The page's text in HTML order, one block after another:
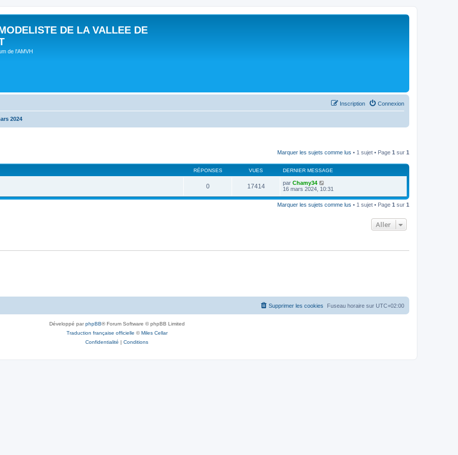
DE LA VALLEE DE
de l'AMVH
Connexion
Inscription
2024
Marquer les sujets comme lus • 1 sujet • Page 1 sur 1
RÉPONSES VUES DERNIER MESSAGE
0 17414 par Chamy34
16 mars 2024, 10:31
Marquer les sujets comme lus • 1 sujet • Page 1 sur 1
Aller
Fuseau horaire sur UTC+02:00
Supprimer les cookies
Développé parphpBB® Forum Software © phpBB Limited
Traduction française officielle ©Miles Cellar
Confidentialité | Conditions